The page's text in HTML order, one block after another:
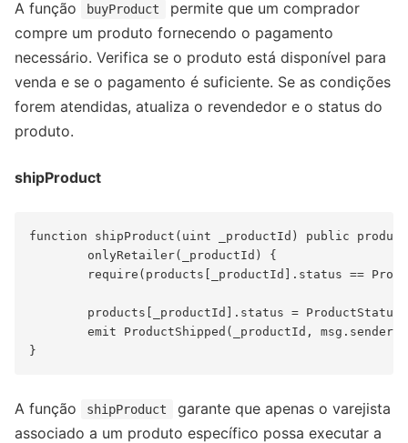
A função buyProduct
permite que um comprador
compre um produto fornecendo o pagamento
necessário. Verifica se o produto está disponível para
venda e se o pagamento é suficiente. Se as condições
forem atendidas, atualiza o revendedor e o status do
produto.
shipProduct
function shipProduct(uint _productId) public
        onlyRetailer(_productId) {
require(products[_productId].status ==
products[_productId].status =
        emit ProductShipped(_productId, msg.sender);
A função shipProduct
garante que apenas o varejista
associado a um produto específico possa executar a